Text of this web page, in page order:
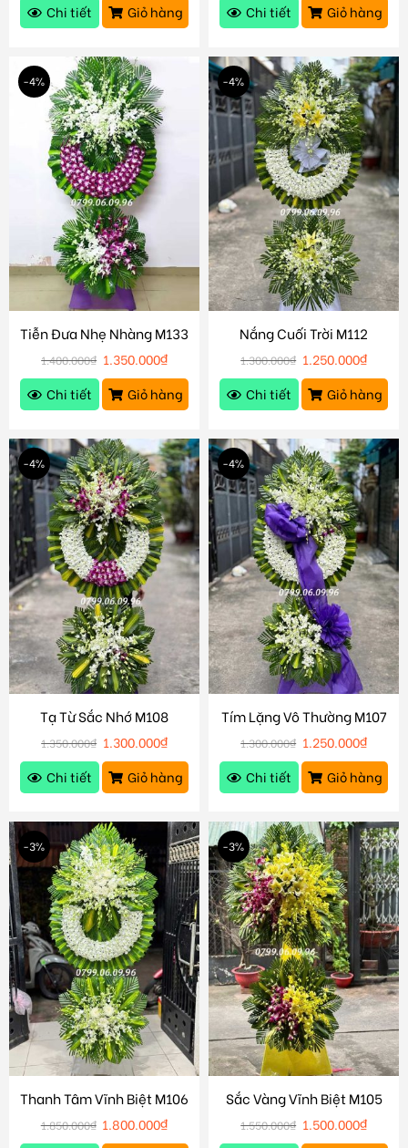
Chi tiết
Giỏ hàng
Chi tiết
Giỏ hàng
-4%
Tiễn Đưa Nhẹ Nhàng M133
1.400.000₫ 1.350.000₫
Chi tiết
Giỏ hàng
-4%
Nắng Cuối Trời M112
1.300.000₫ 1.250.000₫
Chi tiết
Giỏ hàng
-4%
Tạ Từ Sắc Nhớ M108
1.350.000₫ 1.300.000₫
Chi tiết
Giỏ hàng
-4%
Tím Lặng Vô Thường M107
1.300.000₫ 1.250.000₫
Chi tiết
Giỏ hàng
-3%
Thanh Tâm Vĩnh Biệt M106
1.850.000₫ 1.800.000₫
-3%
Sắc Vàng Vĩnh Biệt M105
1.550.000₫ 1.500.000₫